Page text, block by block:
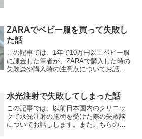
ZARAでベビー服を買って失敗し
た話
この記事では、1年で10万円以上ベビー服
に課金した筆者が、ZARAで購入した時の
失敗談や購入時の注意点についてお話し
水光注射で失敗してしまった話
この記事では、以前日本国内のクリニッ
クで水光注射の施術を受けた際の失敗談
についてお話しします。またこちらの内